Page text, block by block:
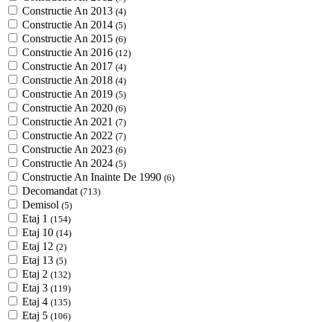
Constructie An 2013 (4)
Constructie An 2014 (5)
Constructie An 2015 (6)
Constructie An 2016 (12)
Constructie An 2017 (4)
Constructie An 2018 (4)
Constructie An 2019 (5)
Constructie An 2020 (6)
Constructie An 2021 (7)
Constructie An 2022 (7)
Constructie An 2023 (6)
Constructie An 2024 (5)
Constructie An Inainte De 1990 (6)
Decomandat (713)
Demisol (5)
Etaj 1 (154)
Etaj 10 (14)
Etaj 12 (2)
Etaj 13 (5)
Etaj 2 (132)
Etaj 3 (119)
Etaj 4 (135)
Etaj 5 (106)